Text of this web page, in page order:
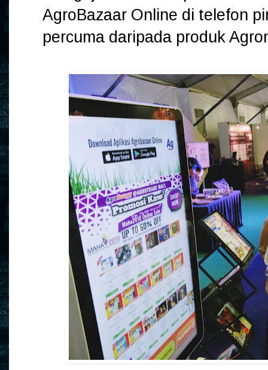
AgroBazaar Online di telefon
percuma daripada produk